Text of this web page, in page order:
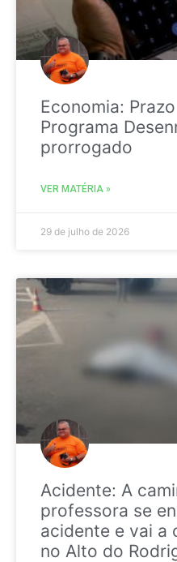
Economia:
Programa
prorrogado
VER MATÉRIA »
29 de julho de 2026
Acidente: A
professora se
acidente e vai a
no Alto do